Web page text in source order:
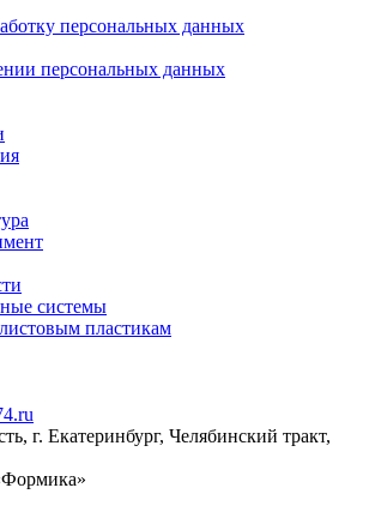
персональных данных
персональных данных
системы
пластикам
г. Екатеринбург, Челябинский тракт,